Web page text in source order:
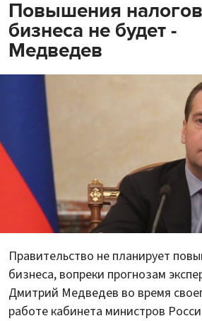
Повышения
бизнеса не будет -
Медведев
Правительство не планирует
бизнеса, вопреки прогнозам
Дмитрий Медведев во время
работе кабинета министров